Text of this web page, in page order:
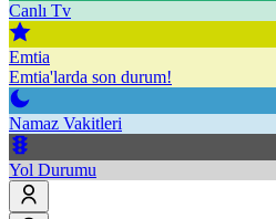
Canlı Tv
Emtia
Emtia'larda son durum!
Namaz Vakitleri
Yol Durumu